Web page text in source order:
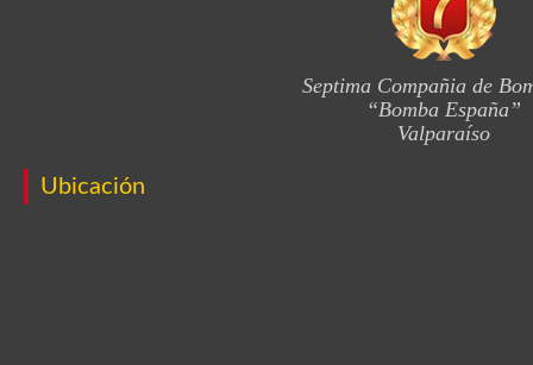
Septima Compañia de
“Bomba España”
Valparaíso
Ubicación